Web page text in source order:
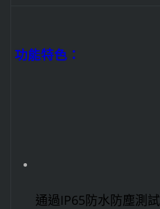
功能特色：
通過IP65防水防塵測試